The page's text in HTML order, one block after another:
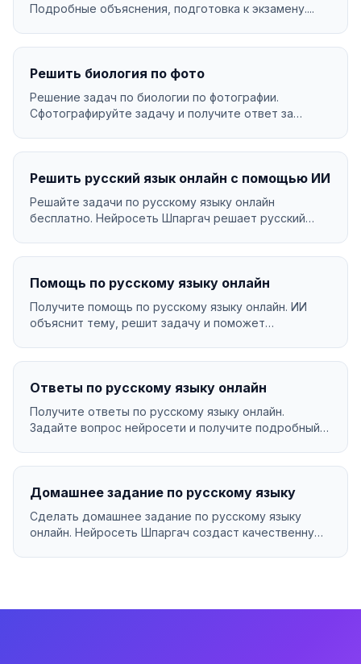
Подробные объяснения, подготовка к экзамену....
Решить биология по фото
Решение задач по биологии по фотографии.
Сфотографируйте задачу и получите ответ за
Решить русский язык онлайн с помощью ИИ
Решайте задачи по русскому языку онлайн
бесплатно. Нейросеть Шпаргач решает русский
Помощь по русскому языку онлайн
Получите помощь по русскому языку онлайн. ИИ
объяснит тему, решит задачу и поможет
Ответы по русскому языку онлайн
Получите ответы по русскому языку онлайн.
Задайте вопрос нейросети и получите подробный
Домашнее задание по русскому языку
Сделать домашнее задание по русскому языку
онлайн. Нейросеть Шпаргач создаст качественную